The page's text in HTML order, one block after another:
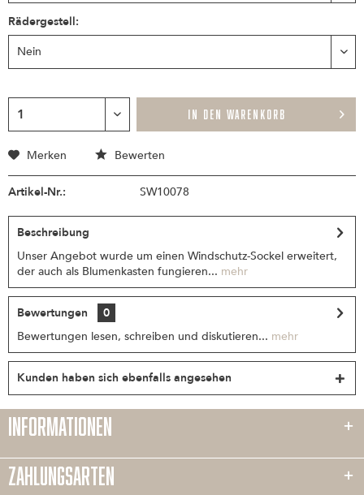
Rädergestell:
IN DEN WARENKORB
Merken Bewerten
Artikel-Nr.: SW10078
Beschreibung
Unser Angebot wurde um einen Windschutz-Sockel erweitert,
der auch als Blumenkasten fungieren... mehr
Bewertungen
0
Bewertungen lesen, schreiben und diskutieren... mehr
Kunden haben sich ebenfalls angesehen
INFORMATIONEN
ZAHLUNGSARTEN